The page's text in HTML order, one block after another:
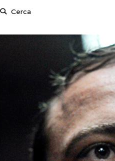
Auto
Consumismi
Storie/Idee
Ok Boomer!
Media